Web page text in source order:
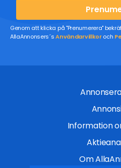
Genom att klicka på "Prenumerera"
AllaAnnonsers´sAnvändarvillkoroch
Information
Om